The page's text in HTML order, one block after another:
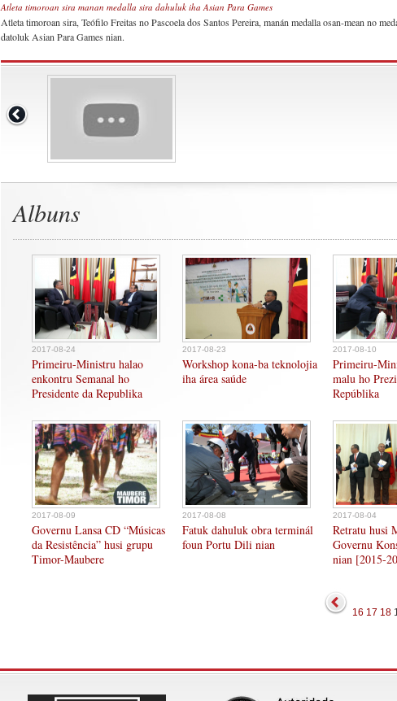
Atleta timoroan sira manan medalla sira dahuluk iha Asian Para Games
Atleta timoroan sira, Teófilo Freitas no Pascoela dos Santos Pereira, manán medalla osan-mean no
datoluk Asian Para Games nian.
Albuns
2017-08-24
Primeiru-Ministru halao
enkontru Semanal ho
Presidente da Republika
2017-08-23
Workshop kona-ba teknolojia
iha área saúde
2017-08-10
Primeiru-
malu ho
Repúblika
2017-08-09
Governu Lansa CD “Músicas
da Resistência” husi grupu
Timor-Maubere
2017-08-08
Fatuk dahuluk obra terminál
foun Portu Dili nian
2017-08-04
Retratu husi
Governu
nian [2015-
16 17 18